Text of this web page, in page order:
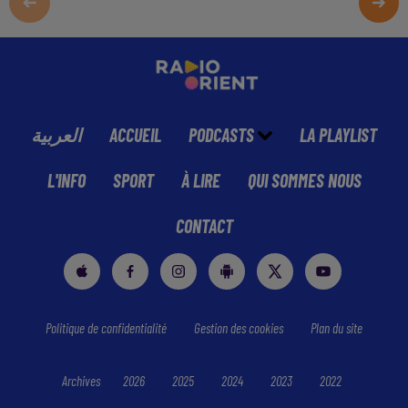
العربية ACCUEIL PODCASTS LA PLAYLIST
L'INFO SPORT À LIRE QUI SOMMES NOUS
CONTACT
Politique de confidentialité Gestion des cookies Plan du site
Archives 2026 2025 2024 2023 2022